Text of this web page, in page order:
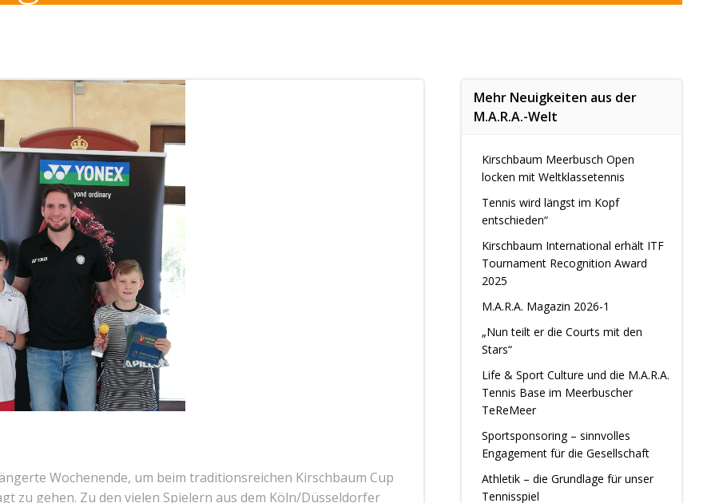
Wochenende, um beim traditionsreichen Kirschbaum Cup
zu gehen. Zu den vielen Spielern aus dem Köln/Düsseldorfer
Mehr Neuigkeiten aus der
M.A.R.A.-Welt
Kirschbaum Meerbusch Open
locken mit Weltklassetennis
Tennis wird längst im Kopf
entschieden“
Kirschbaum International erhält ITF
Tournament Recognition Award
2025
M.A.R.A. Magazin 2026-1
„Nun teilt er die Courts mit den
Stars“
Life & Sport Culture und die M.A.R.A.
Tennis Base im Meerbuscher
TeReMeer
Sportsponsoring – sinnvolles
Engagement für die Gesellschaft
Athletik – die Grundlage für unser
Tennisspiel